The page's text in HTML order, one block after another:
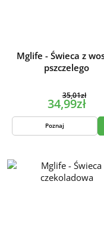
Mglife - Świeca z
pszczelego
35,01zł
34,99zł
Poznaj